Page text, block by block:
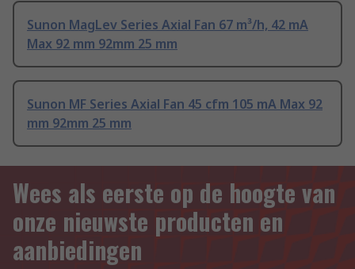
Sunon MagLev Series Axial Fan 67 m³/h, 42 mA
Max 92 mm 92mm 25 mm
Sunon MF Series Axial Fan 45 cfm 105 mA Max 92
mm 92mm 25 mm
Wees als eerste op de hoogte van
onze nieuwste producten en
aanbiedingen